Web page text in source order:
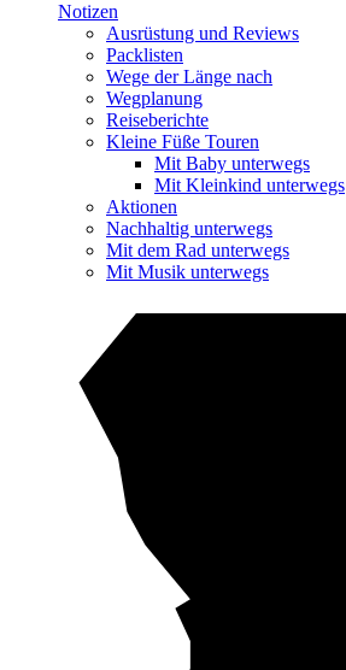
Notizen
Ausrüstung und Reviews
Packlisten
Wege der Länge nach
Wegplanung
Reiseberichte
Kleine Füße Touren
Mit Baby unterwegs
Mit Kleinkind unterwegs
Aktionen
Nachhaltig unterwegs
Mit dem Rad unterwegs
Mit Musik unterwegs